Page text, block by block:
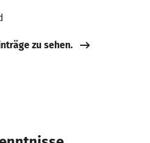
zu sehen.